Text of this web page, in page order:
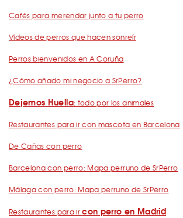
Cafés para merendar junto a tu perro
Vídeos de perros que hacen sonreír
Perros bienvenidos en A Coruña
¿Cómo añado mi negocio a SrPerro?
Dejemos Huella: todo por los animales
Restaurantes para ir con mascota en Barcelona
De Cañas con perro
Barcelona con perro: Mapa perruno de SrPerro
Málaga con perro: Mapa perruno de SrPerro
Restaurantes para ircon perro en Madrid